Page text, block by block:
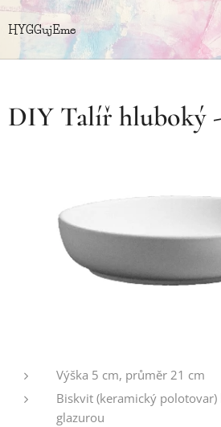
HYGGujEme
DIY Talíř hluboký
Výška 5 cm, průměr 21 cm
Biskvit (keramický
glazurou